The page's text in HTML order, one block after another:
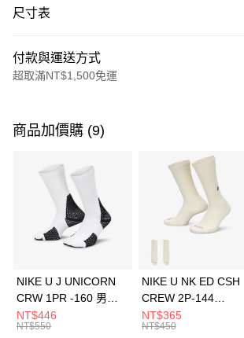
尺寸表
付款與運送方式
超取滿NT$1,500免運
信用卡一次付款
3 期 0 利率 每期
合作金庫商業銀行
第一商業銀行
華南商業銀行
彰化商業銀行
上海商業儲蓄銀行
元大商業銀行
Apple Pay
全盈+PAY
AFTEE先享後付
商品加價購 (9)
NIKE U J UNICORN
CRW 1PR -160 男女
中統襪 FZ3393100
NT$446
NT$550
NIKE U NK ED CSH
CREW 2P-144
EMBRDY 男女 短統襪
FZ3073133
NT$365
NT$450